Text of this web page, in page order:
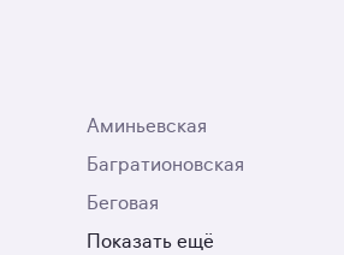
Аминьевская
Багратионовская
Беговая
Показать ещё